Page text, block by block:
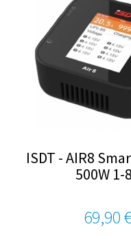
ISDT - AIR8
500W 1-
69,90